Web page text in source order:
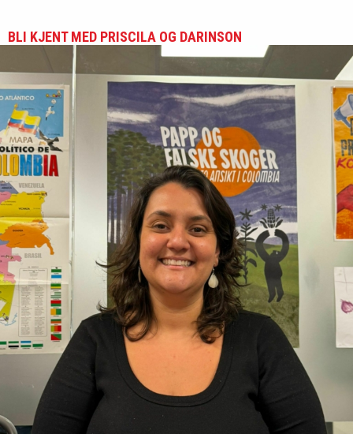
BLI KJENT MED PRISCILA OG DARINSON